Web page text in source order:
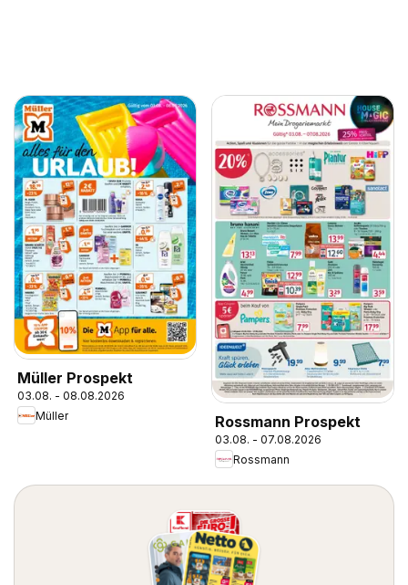
Müller Prospekt
03.08. - 08.08.2026
Müller
Rossmann Prospekt
03.08. - 07.08.2026
Rossmann